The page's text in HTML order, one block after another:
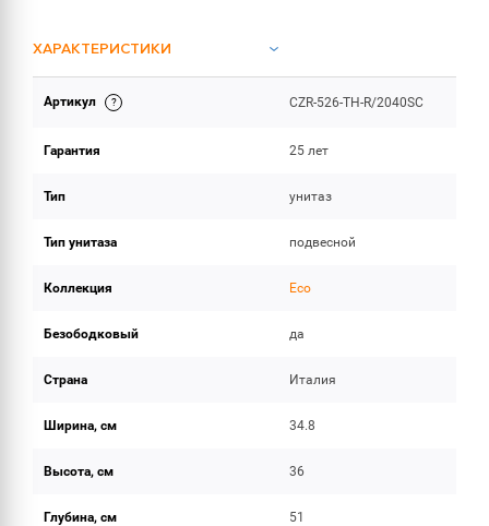
ХАРАКТЕРИСТИКИ
ОБЪЕМ ПОСТАВКИ
Артикул CZR-526-TH-R/2040SC
Гарантия 25 лет
Тип унитаз
Тип унитаза подвесной
Коллекция Eco
Безободковый да
Страна Италия
Ширина, см 34.8
Высота, см 36
Глубина, см 51